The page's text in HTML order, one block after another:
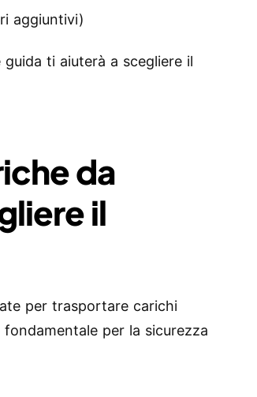
aggiuntivi)
ti aiuterà a scegliere il
da
il
per trasportare carichi
per la sicurezza